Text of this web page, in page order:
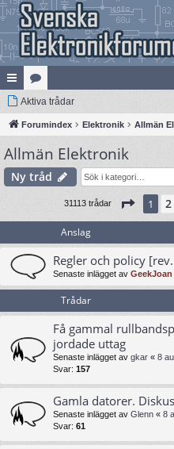
na
bb
lä
nk
at
eg
ori
er
Aktiva trådar
Forumindex Elektronik Allmän
Allmän Elektronik
Ny tråd
31113 trådar Sida 1
1 2
Anslag
Regler och policy
Senaste inlägget av GeekJoan
Trådar
Få gammal
jordade uttag
Senaste inlägget av gkar « 8
Svar: 157
Gamla datorer.
Senaste inlägget av Glenn « 8
Svar: 61